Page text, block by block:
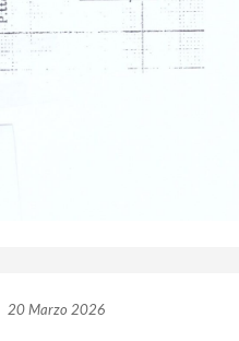
20 Marzo 2026